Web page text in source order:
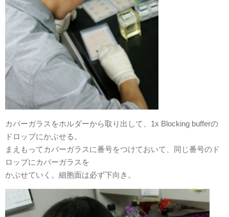
カバーガラスをホルダーから取り出して、1x Blocking bufferの
ドロップにかぶせる。
まえもってカバーガラスに番号をつけておいて、同じ番号のド
ロップにカバーガラスを
かぶせていく。細胞面は必ず下向き。